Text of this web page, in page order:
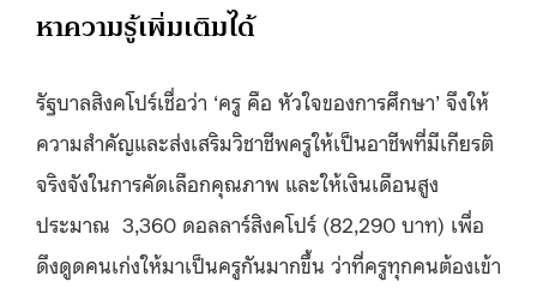
หาความรู้เพิ่มเติมได้
รัฐบาลสิงคโปร์เชื่อว่า ‘ครู คือ หัวใจของการศึกษา’ จึงให้
ความสำคัญและส่งเสริมวิชาชีพครูให้เป็นอาชีพที่มีเกียรติ
จริงจังในการคัดเลือกคุณภาพ และให้เงินเดือนสูง
ประมาณ 3,360 ดอลลาร์สิงคโปร์ (82,290 บาท) เพื่อ
ดึงดูดคนเก่งให้มาเป็นครูกันมากขึ้น ว่าที่ครูทุกคนต้องเข้า